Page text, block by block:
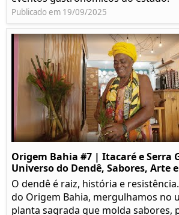
Publicado em 19/09/2025
Origem Bahia #7 | Itacaré e Serra
Universo do Dendê, Sabores, Arte
O dendê é raiz, história e
do Origem Bahia, mergulhamos no
planta sagrada que molda sabores,